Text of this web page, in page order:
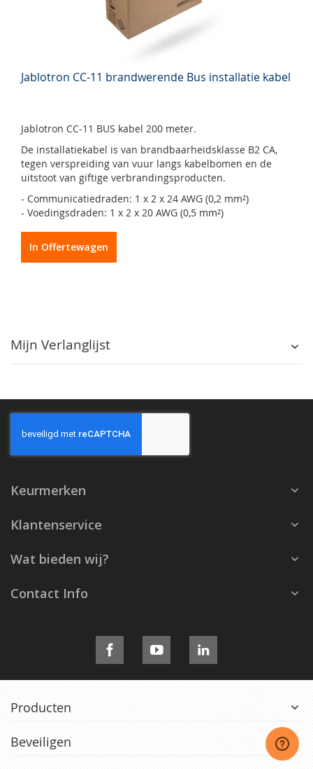
Jablotron CC-11 brandwerende Bus installatie kabel
Jablotron CC-11 BUS kabel 200 meter.
De installatiekabel is van brandbaarheidsklasse B2 CA,
tegen verspreiding van vuur langs kabelbomen en de
uitstoot van giftige verbrandingsproducten.
- Communicatiedraden: 1 x 2 x 24 AWG (0,2 mm²)
- Voedingsdraden: 1 x 2 x 20 AWG (0,5 mm²)
In Offertewagen
Mijn Verlanglijst
Keurmerken
Klantenservice
Wat bieden wij?
Contact Info
Producten
Beveiligen